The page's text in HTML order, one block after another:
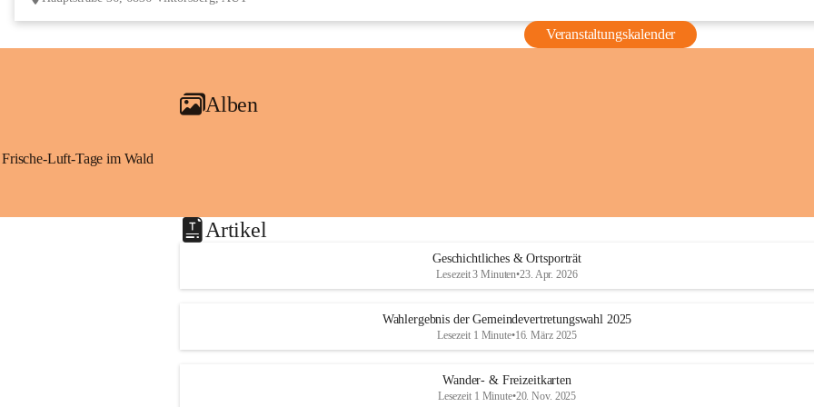
Veranstaltungskalender
Alben
Frische-Luft-Tage im Wald
Artikel
Geschichtliches & Ortsporträt
Lesezeit 3 Minuten•23. Apr. 2026
Wahlergebnis der Gemeindevertretungswahl 2025
Lesezeit 1 Minute•16. März 2025
Wander- & Freizeitkarten
Lesezeit 1 Minute•20. Nov. 2025